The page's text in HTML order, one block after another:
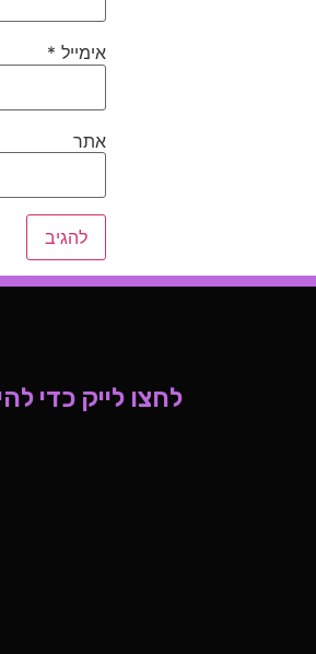
אימייל *
אתר
לחצו לייק כדי